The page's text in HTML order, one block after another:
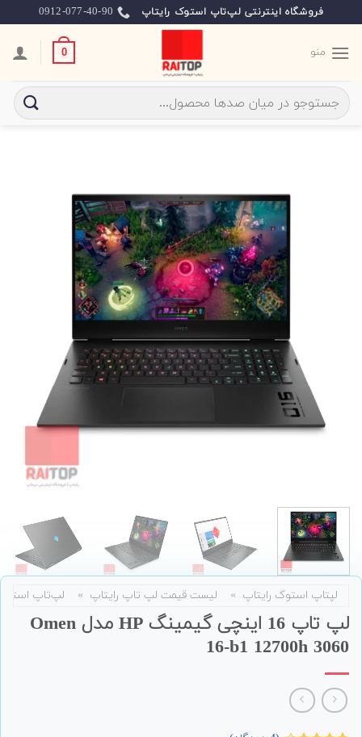
to
content
فروشگاه اینترنتی لپ‌تاپ استوک رایتاپ 0912-077-40-90
منو 0
جستجو
برای:
لپتاپ استوک رایتاپ » لیست قیمت لپ تاپ رایتاپ » لپ‌تاپ
لپ تاپ 16 اینچی گیمینگ HP مدل Omen
16-b1 12700h 3060